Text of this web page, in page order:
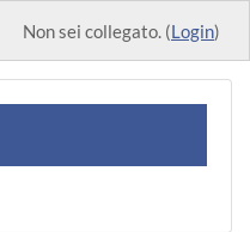
Non sei collegato. (Login)